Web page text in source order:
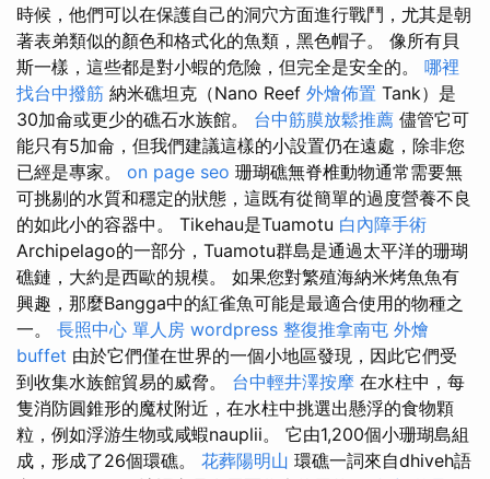
時候，他們可以在保護自己的洞穴方面進行戰鬥，尤其是朝
著表弟類似的顏色和格式化的魚類，黑色帽子。 像所有貝
斯一樣，這些都是對小蝦的危險，但完全是安全的。 哪裡
找台中撥筋 納米礁坦克（Nano Reef 外燴佈置 Tank）是
30加侖或更少的礁石水族館。 台中筋膜放鬆推薦 儘管它可
能只有5加侖，但我們建議這樣的小設置仍在遠處，除非您
已經是專家。 on page seo 珊瑚礁無脊椎動物通常需要無
可挑剔的水質和穩定的狀態，這既有從簡單的過度營養不良
的如此小的容器中。 Tikehau是Tuamotu 白內障手術
Archipelago的一部分，Tuamotu群島是通過太平洋的珊瑚
礁鏈，大約是西歐的規模。 如果您對繁殖海納米烤魚魚有
興趣，那麼Bangga中的紅雀魚可能是最適合使用的物種之
一。 長照中心 單人房 wordpress 整復推拿南屯 外燴
buffet 由於它們僅在世界的一個小地區發現，因此它們受
到收集水族館貿易的威脅。 台中輕井澤按摩 在水柱中，每
隻消防圓錐形的魔杖附近，在水柱中挑選出懸浮的食物顆
粒，例如浮游生物或咸蝦nauplii。 它由1,200個小珊瑚島組
成，形成了26個環礁。 花葬陽明山 環礁一詞來自dhiveh語